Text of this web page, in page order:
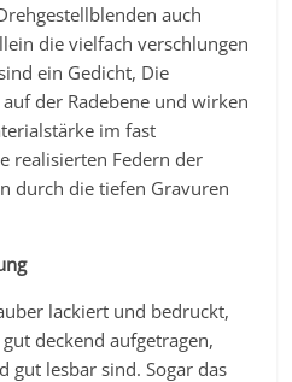
auch
die vielfach verschlungen
ein Gedicht, Die
der Radebene und wirken
im fast
realisierten Federn der
durch die tiefen Gravuren
lackiert und bedruckt,
deckend aufgetragen,
gut lesbar sind. Sogar das